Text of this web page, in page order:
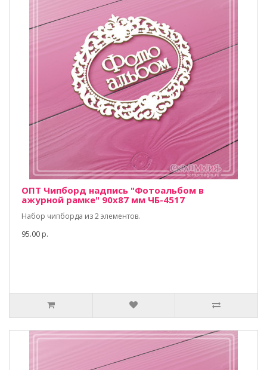
ОПТ Чипборд надпись "Фотоальбом в
ажурной рамке" 90х87 мм ЧБ-4517
Набор чипборда из 2 элементов.
95.00 р.